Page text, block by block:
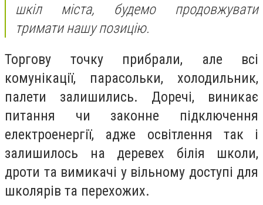
шкіл міста, будемо продовжувати
тримати нашу позицію.
Торгову точку прибрали, але всі
комунікації, парасольки, холодильник,
палети залишились. Доречі, виникає
питання чи законне підключення
електроенергії, адже освітлення так і
залишилось на деревех білія школи,
дроти та вимикачі у вільному доступі для
школярів та перехожих.